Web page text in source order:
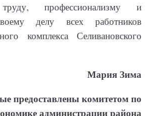
профессионализму и
делу всех работников
комплекса Селивановского
Мария Зима
предоставлены комитетомпо
администрации района